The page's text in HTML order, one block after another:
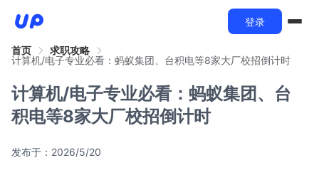
登录
首页
求职攻略
计算机/电子专业必看：蚂蚁集团、台积电等8家大厂校招倒计时
计算机/电子专业必看：蚂蚁集团、台
积电等8家大厂校招倒计时
发布于： 2026/5/20